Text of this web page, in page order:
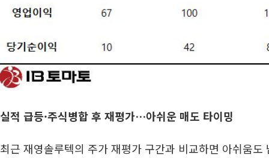
실적 급등·주식병합 후 재평가…아쉬운 매도 타이밍
최근 재영솔루텍의 주가 재평가 구간과 비교하면 아쉬움